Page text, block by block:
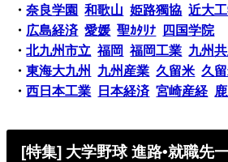
・奈良学園 和歌山 姫路獨協 近大
・ 広島経済 愛媛 聖ｶﾀﾘﾅ
四国学院
・北九州市立 福岡 福岡工業 九州
・東海大九州 九州産業 久留米 久
・西日本工業 日本経済 宮崎産経
[特集] 大学野球 進路•就職先